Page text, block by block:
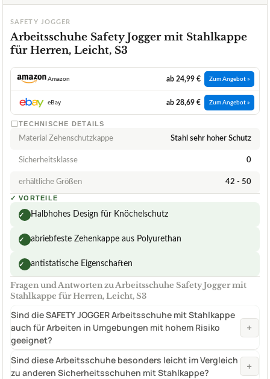
SAFETY JOGGER
Arbeitsschuhe Safety Jogger mit Stahlkappe
für Herren, Leicht, S3
Amazon ab 24,99 € Zum Angebot »
eBay ab 28,69 € Zum Angebot »
TECHNISCHE DETAILS
Material Zehenschutzkappe Stahl sehr hoher Schutz
Sicherheitsklasse 0
erhältliche Größen 42 - 50
✓ VORTEILE
✓ Halbhohes Design für Knöchelschutz
✓ abriebfeste Zehenkappe aus Polyurethan
✓ antistatische Eigenschaften
Fragen und Antworten zu Arbeitsschuhe Safety Jogger mit
Stahlkappe für Herren, Leicht, S3
Sind die SAFETY JOGGER Arbeitsschuhe mit Stahlkappe
auch für Arbeiten in Umgebungen mit hohem Risiko
geeignet?
+
Sind diese Arbeitsschuhe besonders leicht im Vergleich
zu anderen Sicherheitsschuhen mit Stahlkappe?
+